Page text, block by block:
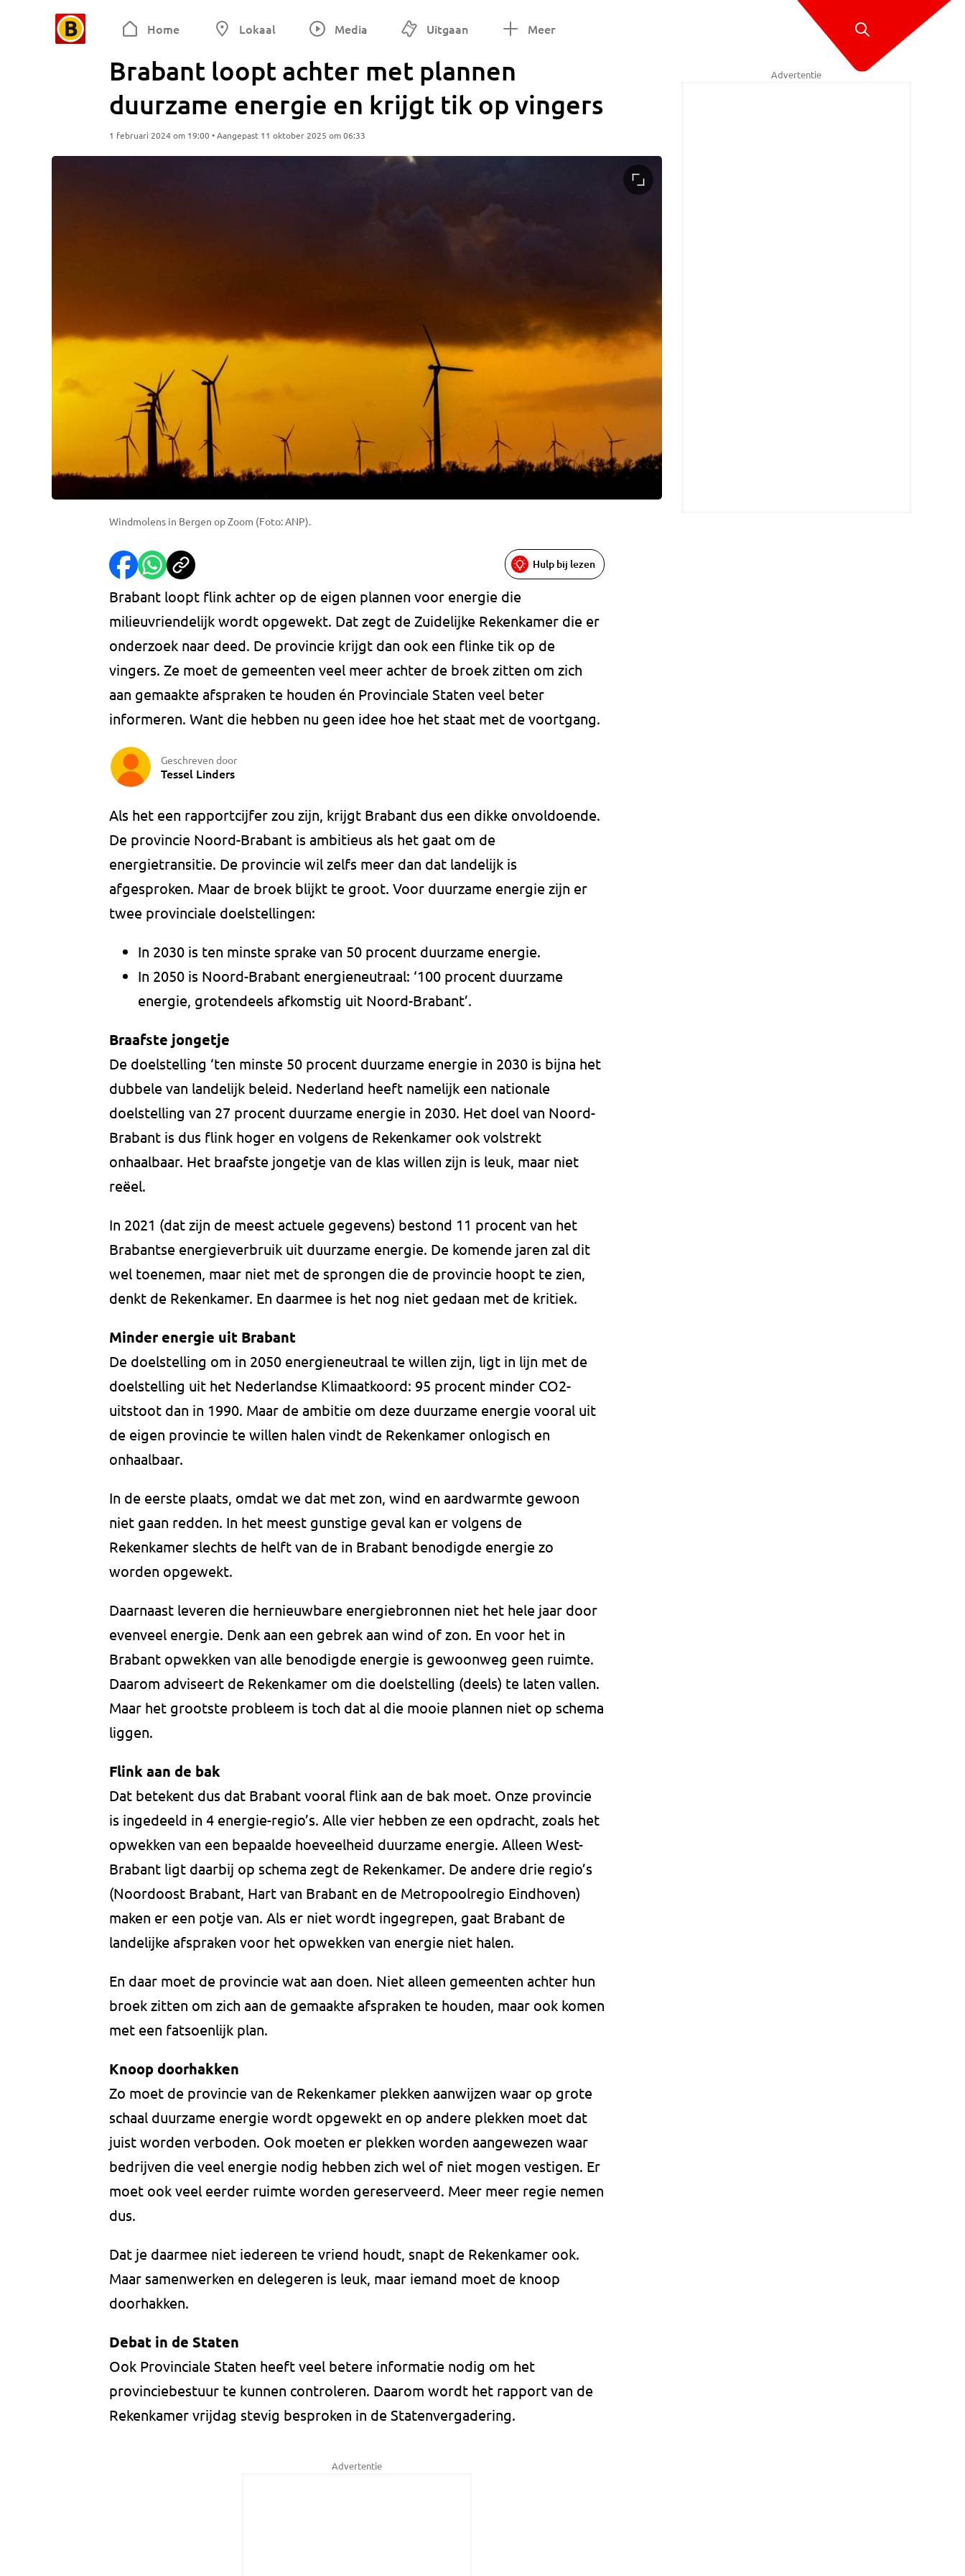
Home Lokaal Media Uitgaan Meer
Brabant loopt achter met plannen
duurzame energie en krijgt tik op vingers
1 februari 2024 om 19:00 • Aangepast 11 oktober 2025 om 06:33
Windmolens in Bergen op Zoom (Foto: ANP).
Hulp bij lezen
Brabant loopt flink achter op de eigen plannen voor energie die
milieuvriendelijk wordt opgewekt. Dat zegt de Zuidelijke Rekenkamer die er
onderzoek naar deed. De provincie krijgt dan ook een flinke tik op de
vingers. Ze moet de gemeenten veel meer achter de broek zitten om zich
aan gemaakte afspraken te houden én Provinciale Staten veel beter
informeren. Want die hebben nu geen idee hoe het staat met de voortgang.
Geschreven door
Tessel Linders
Als het een rapportcijfer zou zijn, krijgt Brabant dus een dikke onvoldoende.
De provincie Noord-Brabant is ambitieus als het gaat om de
energietransitie. De provincie wil zelfs meer dan dat landelijk is
afgesproken. Maar de broek blijkt te groot. Voor duurzame energie zijn er
twee provinciale doelstellingen:
In 2030 is ten minste sprake van 50 procent duurzame energie.
In 2050 is Noord-Brabant energieneutraal: ‘100 procent duurzame
energie, grotendeels afkomstig uit Noord-Brabant’.
Braafste jongetje
De doelstelling ‘ten minste 50 procent duurzame energie in 2030 is bijna het
dubbele van landelijk beleid. Nederland heeft namelijk een nationale
doelstelling van 27 procent duurzame energie in 2030. Het doel van Noord-
Brabant is dus flink hoger en volgens de Rekenkamer ook volstrekt
onhaalbaar. Het braafste jongetje van de klas willen zijn is leuk, maar niet
reëel.
In 2021 (dat zijn de meest actuele gegevens) bestond 11 procent van het
Brabantse energieverbruik uit duurzame energie. De komende jaren zal dit
wel toenemen, maar niet met de sprongen die de provincie hoopt te zien,
denkt de Rekenkamer. En daarmee is het nog niet gedaan met de kritiek.
Minder energie uit Brabant
De doelstelling om in 2050 energieneutraal te willen zijn, ligt in lijn met de
doelstelling uit het Nederlandse Klimaatkoord: 95 procent minder CO2-
uitstoot dan in 1990. Maar de ambitie om deze duurzame energie vooral uit
de eigen provincie te willen halen vindt de Rekenkamer onlogisch en
onhaalbaar.
In de eerste plaats, omdat we dat met zon, wind en aardwarmte gewoon
niet gaan redden. In het meest gunstige geval kan er volgens de
Rekenkamer slechts de helft van de in Brabant benodigde energie zo
worden opgewekt.
Daarnaast leveren die hernieuwbare energiebronnen niet het hele jaar door
evenveel energie. Denk aan een gebrek aan wind of zon. En voor het in
Brabant opwekken van alle benodigde energie is gewoonweg geen ruimte.
Daarom adviseert de Rekenkamer om die doelstelling (deels) te laten vallen.
Maar het grootste probleem is toch dat al die mooie plannen niet op schema
liggen.
Flink aan de bak
Dat betekent dus dat Brabant vooral flink aan de bak moet. Onze provincie
is ingedeeld in 4 energie-regio’s. Alle vier hebben ze een opdracht, zoals het
opwekken van een bepaalde hoeveelheid duurzame energie. Alleen West-
Brabant ligt daarbij op schema zegt de Rekenkamer. De andere drie regio’s
(Noordoost Brabant, Hart van Brabant en de Metropoolregio Eindhoven)
maken er een potje van. Als er niet wordt ingegrepen, gaat Brabant de
landelijke afspraken voor het opwekken van energie niet halen.
En daar moet de provincie wat aan doen. Niet alleen gemeenten achter hun
broek zitten om zich aan de gemaakte afspraken te houden, maar ook komen
met een fatsoenlijk plan.
Knoop doorhakken
Zo moet de provincie van de Rekenkamer plekken aanwijzen waar op grote
schaal duurzame energie wordt opgewekt en op andere plekken moet dat
juist worden verboden. Ook moeten er plekken worden aangewezen waar
bedrijven die veel energie nodig hebben zich wel of niet mogen vestigen. Er
moet ook veel eerder ruimte worden gereserveerd. Meer meer regie nemen
dus.
Dat je daarmee niet iedereen te vriend houdt, snapt de Rekenkamer ook.
Maar samenwerken en delegeren is leuk, maar iemand moet de knoop
doorhakken.
Debat in de Staten
Ook Provinciale Staten heeft veel betere informatie nodig om het
provinciebestuur te kunnen controleren. Daarom wordt het rapport van de
Rekenkamer vrijdag stevig besproken in de Statenvergadering.
Advertentie
Advertentie